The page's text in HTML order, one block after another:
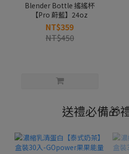
Blender Bottle 搖搖杯
【Pro 蔚藍】24oz
NT$359
NT$450
送禮必備🎁